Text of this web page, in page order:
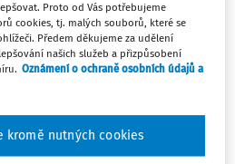
je jen pro předplatitele.
získáte
Proto od Vás potřebujeme
cookies, tj. malých souborů, které se
Předem děkujeme za udělení
našich služeb a přizpůsobení
Oznámení o ochraně osobních údajů a
kromě nutných cookies